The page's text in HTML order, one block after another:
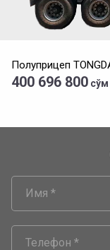
Полуприцеп
400 696 800 сўм